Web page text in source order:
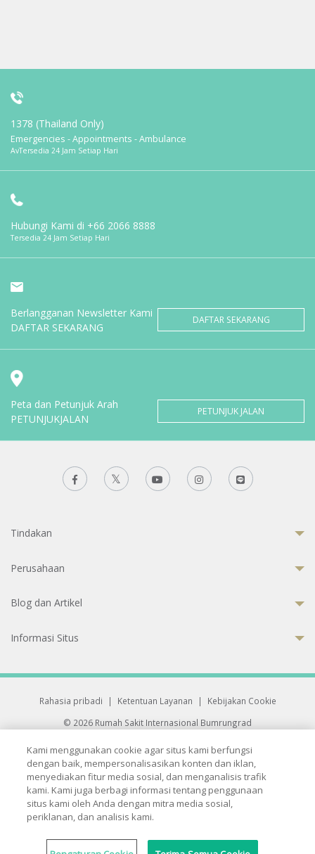
1378 (Thailand Only)
Emergencies - Appointments - Ambulance
AvTersedia 24 Jam Setiap Hari
Hubungi Kami di +66 2066 8888
Tersedia 24 Jam Setiap Hari
Berlangganan Newsletter Kami
DAFTAR SEKARANG
DAFTAR SEKARANG
Peta dan Petunjuk Arah
PETUNJUKJALAN
PETUNJUK JALAN
Tindakan
Perusahaan
Blog dan Artikel
Informasi Situs
Rahasia pribadi | Ketentuan Layanan |
Kebijakan Cookie
© 2026 Rumah Sakit Internasional Bumrungrad
33 Sukhumvit 3, Wattana, Bangkok 10110 Thailand.
All rights reserved.
Kami menggunakan cookie agar situs kami berfungsi
dengan baik, mempersonalisasikan konten dan iklan,
menyediakan fitur media sosial, dan menganalisis trafik
kami. Kami juga berbagi informasi tentang penggunaan
situs kami oleh Anda dengan mitra media sosial,
periklanan, dan analisis kami.